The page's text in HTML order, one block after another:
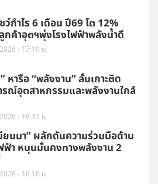
ชว์กำไร 6 เดือน ปี69 โต 12%
กค้าอุตฯพุ่งโรงไฟฟ้าพลังน้ำดี
- 17:10 น.
หารือ “พลังงาน” ลั่นเกาะติด
รณ์อุตสาหกรรมและพลังงานใกล้
- 16:31 น.
ยนมา” ผลักดันความร่วมมือด้าน
ฟ้า หนุนมั่นคงทางพลังงาน 2
- 16:10 น.